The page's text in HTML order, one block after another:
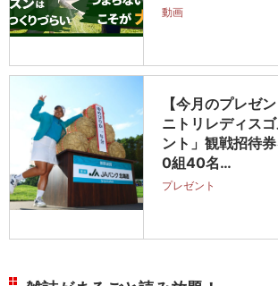
動画
【今月のプレゼ
ニトリレディス
ント」観戦招待
0組40名…
プレゼント